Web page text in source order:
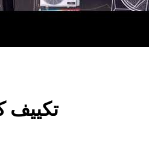
تكييف